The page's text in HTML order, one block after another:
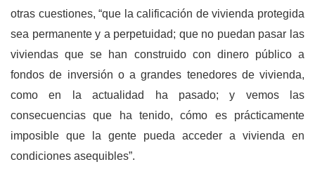
otras cuestiones, “que la calificación de vivienda protegida
sea permanente y a perpetuidad; que no puedan pasar las
viviendas que se han construido con dinero público a
fondos de inversión o a grandes tenedores de vivienda,
como en la actualidad ha pasado; y vemos las
consecuencias que ha tenido, cómo es prácticamente
imposible que la gente pueda acceder a vivienda en
condiciones asequibles”.